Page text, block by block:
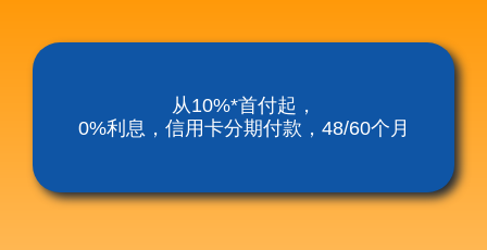
涅磐祖传平板电脑
从10%*首付起，
0%利息，信用卡分期付款，48/60个月